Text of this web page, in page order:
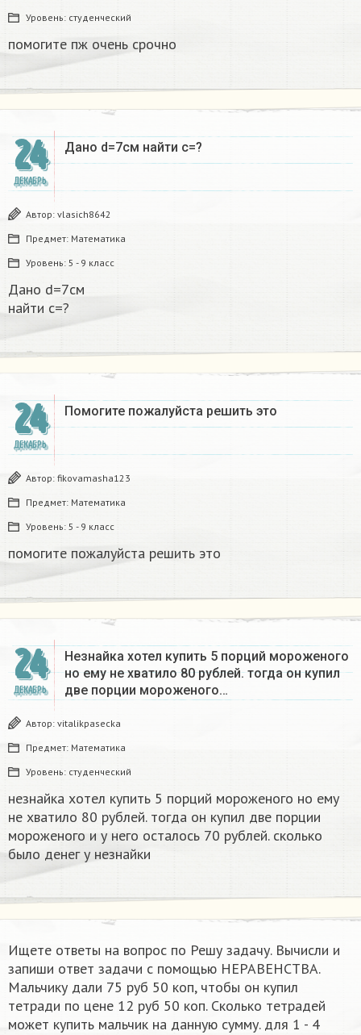
Уровень: студенческий
помогите пж очень срочно​
24
ДЕКАБРЬ
Дано d=7см найти с=?​
Автор: vlasich8642
Предмет: Математика
Уровень: 5 - 9 класс
Дано d=7см
найти с=?​
24
ДЕКАБРЬ
Помогите пожалуйста решить это
Автор: fikovamasha123
Предмет: Математика
Уровень: 5 - 9 класс
помогите пожалуйста решить это
24
ДЕКАБРЬ
Незнайка хотел купить 5 порций мороженого
но ему не хватило 80 рублей. тогда он купил
две порции мороженого…
Автор: vitalikpasecka
Предмет: Математика
Уровень: студенческий
незнайка хотел купить 5 порций мороженого но ему
не хватило 80 рублей. тогда он купил две порции
мороженого и у него осталось 70 рублей. сколько
было денег у незнайки
Ищете ответы на вопрос по Решу задачу. Вычисли и
запиши ответ задачи с помощью НЕРАВЕНСТВА.
Мальчику дали 75 руб 50 коп, чтобы он купил
тетради по цене 12 руб 50 коп. Сколько тетрадей
может купить мальчик на данную сумму. для 1 - 4